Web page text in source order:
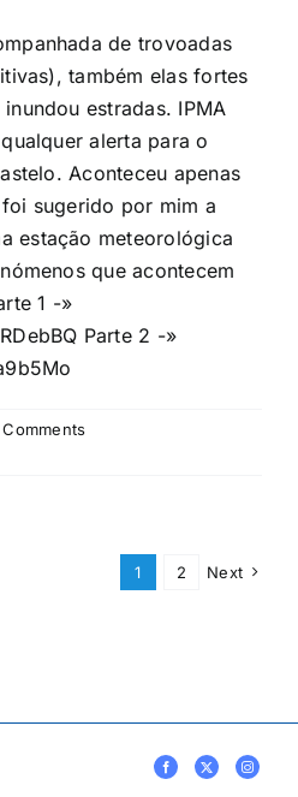
de trovoadas
também elas fortes
estradas. IPMA
alerta para o
Aconteceu apenas
sugerido por mim a
estação meteorológica
que acontecem
1 -»
Parte 2 -»
1 2 Next